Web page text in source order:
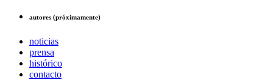
autores (próximamente)
noticias
prensa
histórico
contacto